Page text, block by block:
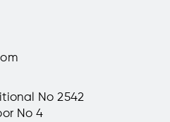
No 2542
No 4